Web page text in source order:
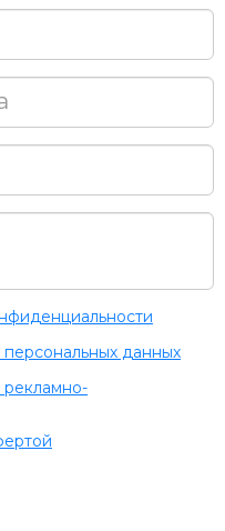
данных
рекламно-